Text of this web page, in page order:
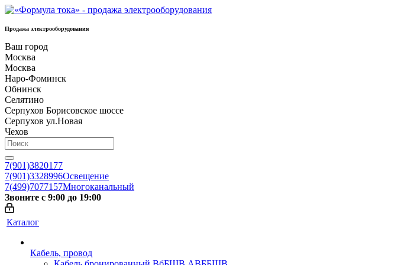
Продажа электрооборудования
Ваш город
Москва
Москва
Наро-Фоминск
Обнинск
Селятино
Серпухов Борисовское шоссе
Серпухов ул.Новая
Чехов
7(901)3820177
7(901)3328996Освещение
7(499)7077157Многоканальный
Звоните с 9:00 до 19:00
Каталог
Кабель, провод